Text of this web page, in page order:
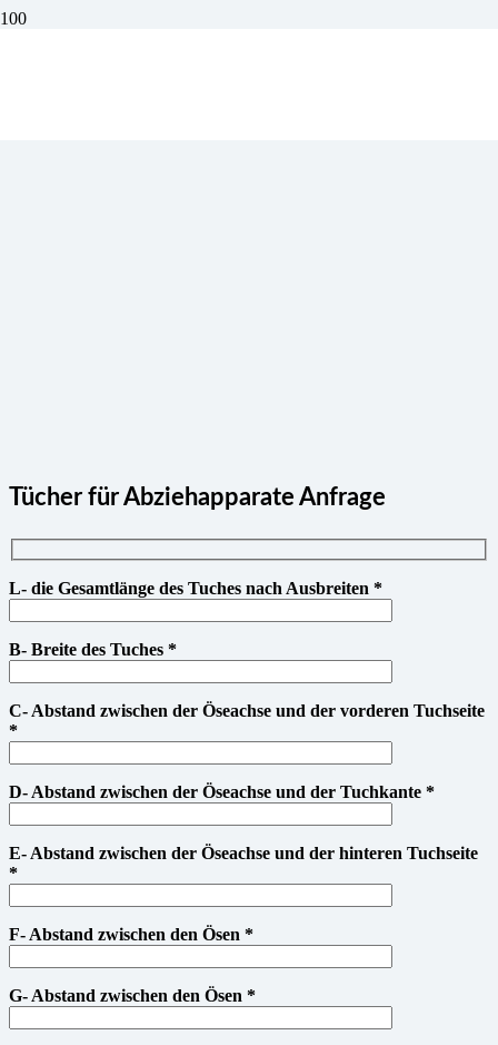
Tücher für Abziehapparate Anfrage
L- die Gesamtlänge des Tuches nach Ausbreiten *
B- Breite des Tuches *
C- Abstand zwischen der Öseachse und der vorderen Tuchseite
*
D- Abstand zwischen der Öseachse und der Tuchkante *
E- Abstand zwischen der Öseachse und der hinteren Tuchseite
*
F- Abstand zwischen den Ösen *
G- Abstand zwischen den Ösen *